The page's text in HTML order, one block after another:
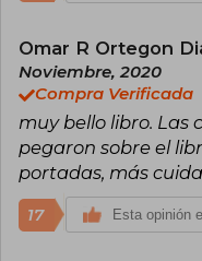
Omar R Ortegon
Noviembre, 2020
Compra Verificada
muy bello libro. Las
pegaron sobre el
portadas, más
17 Esta opinión